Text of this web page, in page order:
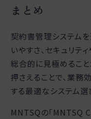
まとめ
契約書管理システム
いやすさ、セキュリテ
総合的に見極めること
押さえることで、業
する最適なシステム選
MNTSQの「MNTSQ